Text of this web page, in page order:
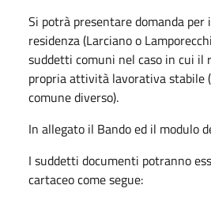
Si potrà presentare domanda per
residenza (Larciano o
suddetti comuni nel caso in cui il
propria attività lavorativa stabile
comune diverso).
In allegato il Bando ed il modulo
I suddetti documenti potranno
cartaceo come segue: